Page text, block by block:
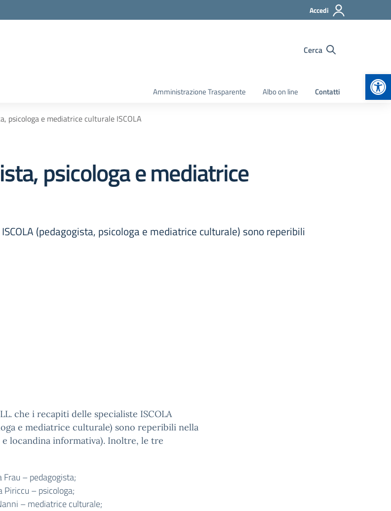
Accedi
Cerca
Amministrazione Trasparente Albo on line Contatti
psicologa e mediatrice culturale ISCOLA
psicologa e mediatrice
(pedagogista, psicologa e mediatrice culturale) sono reperibili
che i recapiti delle specialiste ISCOLA
e mediatrice culturale) sono reperibili nella
e locandina informativa). Inoltre, le tre
Frau – pedagogista;
Piriccu – psicologa;
– mediatrice culturale;